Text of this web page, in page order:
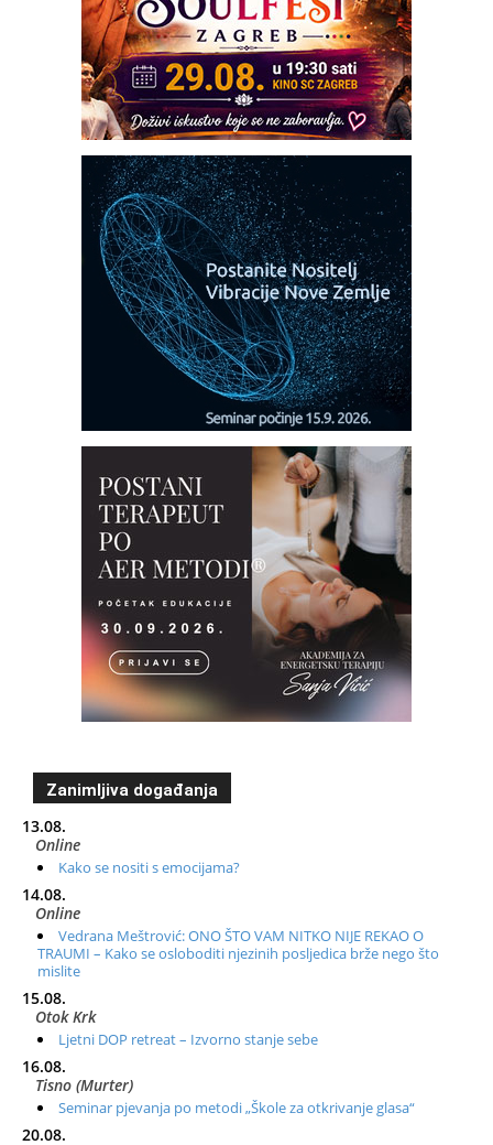
Zanimljiva događanja
13.08.
Online
Kako se nositi s emocijama?
14.08.
Online
Vedrana Meštrović: ONO ŠTO VAM NITKO NIJE REKAO O
TRAUMI – Kako se osloboditi njezinih posljedica brže nego što
mislite
15.08.
Otok Krk
Ljetni DOP retreat – Izvorno stanje sebe
16.08.
Tisno (Murter)
Seminar pjevanja po metodi „Škole za otkrivanje glasa“
20.08.